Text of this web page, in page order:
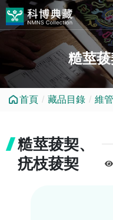
跳到中央內容區塊
糙莖
首頁 藏品目錄 維
糙莖菝契、
疣枝菝契